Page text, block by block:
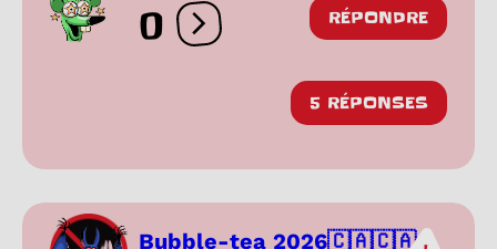
0 Ouvrir les réactions
RÉPONDRE
5 RÉPONSES
Bubble-tea 2026🇨🇦🇨🇦